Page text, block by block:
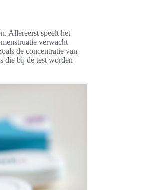
Allereerst speelt het
verwacht
de concentratie van
die bij de test worden